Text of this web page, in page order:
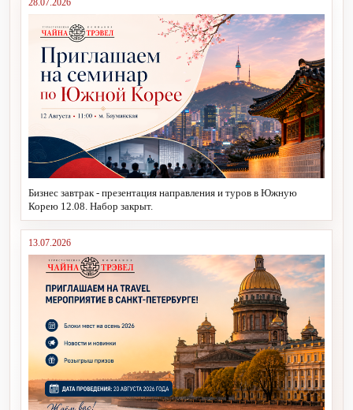
28.07.2026
Бизнес завтрак - презентация направления и туров в Южную
Корею 12.08. Набор закрыт.
13.07.2026